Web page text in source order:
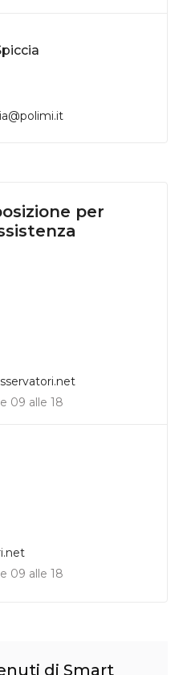
per
09 alle 18
09 alle 18
di Smart